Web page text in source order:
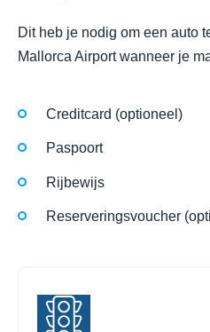
Dit heb je nodig om een auto
Mallorca Airport wanneer je
Creditcard (optioneel)
Paspoort
Rijbewijs
Reserveringsvoucher